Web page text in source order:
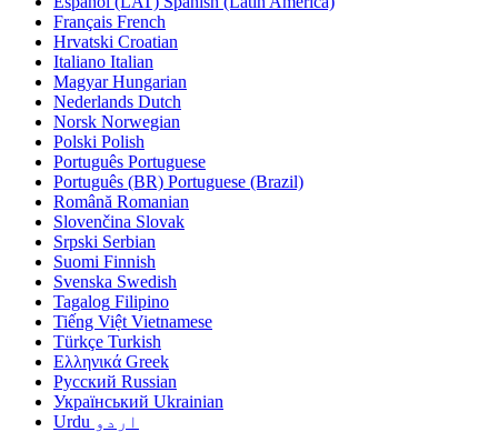
Français French
Hrvatski Croatian
Italiano Italian
Magyar Hungarian
Nederlands Dutch
Norsk Norwegian
Polski Polish
Português Portuguese
Português (BR) Portuguese (Brazil)
Română Romanian
Slovenčina Slovak
Srpski Serbian
Suomi Finnish
Svenska Swedish
Tagalog Filipino
Tiếng Việt Vietnamese
Türkçe Turkish
Ελληνικά Greek
Русский Russian
Український Ukrainian
اردو Urdu